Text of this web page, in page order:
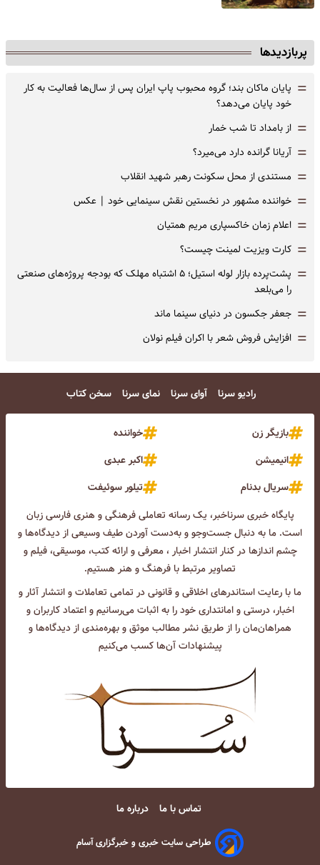
پربازدیدها
= پایان ماکان بند؛ گروه محبوب پاپ ایران پس از سال‌ها فعالیت به کار
خود پایان می‌دهد؟
= از بامداد تا شب خمار
= آریانا گرانده دارد می‌میرد؟
= مستندی از محل سکونت رهبر شهید انقلاب
= خواننده مشهور در نخستین نقش سینمایی خود |‌ عکس
= اعلام زمان خاکسپاری مریم همتیان
= کارت ویزیت لمینت چیست؟
=
پشت‌پرده بازار لوله استیل؛ ۵ اشتباه مهلک که بودجه پروژه‌های صنعتی
را می‌بلعد
= جعفر جکسون در دنیای سینما ماند
= افزایش فروش شعر با اکران فیلم نولان
رادیو سرنا آوای سرنا نمای سرنا سخن کتاب
بازیگر زن
خواننده
انیمیشن
اکبر عبدی
سریال بدنام
تیلور سوئیفت
پایگاه خبری سرناخبر، یک رسانه تعاملی فرهنگی و هنری فارسی زبان
است. ما به دنبال جست‌و‌جو و به‌دست آوردن طیف وسیعی از دیدگاه‌ها و
چشم انداز‌ها در کنار انتشار اخبار ، معرفی و ارائه کتب، موسیقی، فیلم و
تصاویر مرتبط با فرهنگ و هنر هستیم.
ما با رعایت استاندرهای اخلاقی و قانونی در تمامی تعاملات و انتشار آثار و
اخبار، درستی و امانتداری خود را به اثبات می‌رسانیم و اعتماد کاربران و
همراهان‌مان را از طریق نشر مطالب موثق و بهره‌مندی از دیدگاه‌ها و
پیشنهادات آن‌ها کسب می‌کنیم
تماس با ما درباره ما
طراحی سایت خبری و خبرگزاری آسام